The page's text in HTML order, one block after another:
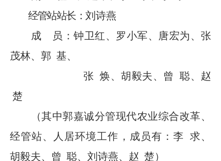
经管站站长：刘诗燕
成
员：钟卫红、罗小军、 唐宏为、张
茂林、郭 基、
张 焕、胡毅夫、 曾 聪、赵
楚
（其中郭嘉诚分管现代农业综合改革、
经管站、人居环境工作，成员有： 李 求、
胡毅夫、曾 聪、 刘诗燕、赵 楚）